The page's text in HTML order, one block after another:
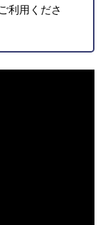
利用くださ